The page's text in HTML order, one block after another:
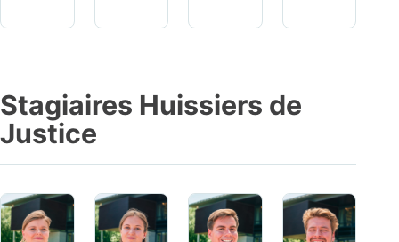
Stagiaires Huissiers de
Justice